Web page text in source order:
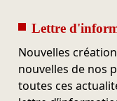
Lettre
Nouvelles
nouvelles de nos
toutes ces